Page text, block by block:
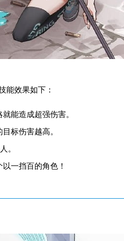
能效果如下：
能造成超强伤害。
标伤害越高。
。
一挡百的角色！